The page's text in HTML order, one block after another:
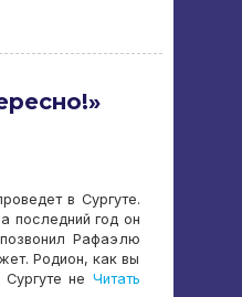
в Сургуте.
последний год он
Рафаэлю
Родион, как вы
не Читать